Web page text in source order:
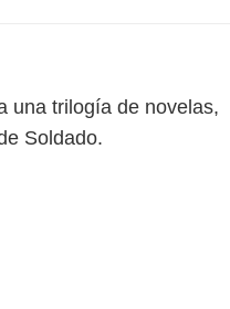
una trilogía de novelas,
Soldado.